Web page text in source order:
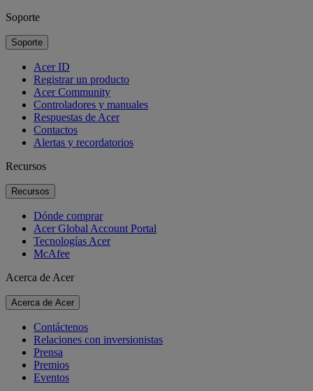
Soporte
Soporte
Acer ID
Registrar un producto
Acer Community
Controladores y manuales
Respuestas de Acer
Contactos
Alertas y recordatorios
Recursos
Recursos
Dónde comprar
Acer Global Account Portal
Tecnologías Acer
McAfee
Acerca de Acer
Acerca de Acer
Contáctenos
Relaciones con inversionistas
Prensa
Premios
Eventos